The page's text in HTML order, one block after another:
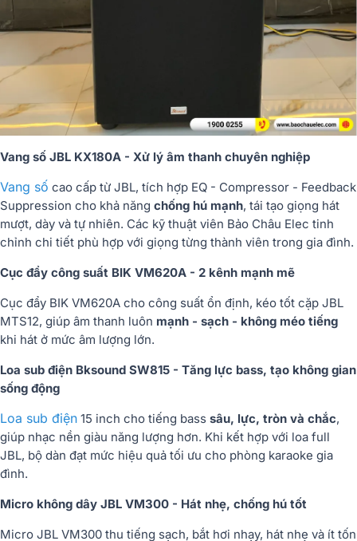
Vang số JBL KX180A - Xử lý âm thanh chuyên nghiệp
Vang số cao cấp từ JBL, tích hợp EQ - Compressor - Feedback
Suppression cho khả năng chống hú mạnh, tái tạo giọng hát
mượt, dày và tự nhiên. Các kỹ thuật viên Bảo Châu Elec tinh
chỉnh chi tiết phù hợp với giọng từng thành viên trong gia đình.
Cục đẩy công suất BIK VM620A - 2 kênh mạnh mẽ
Cục đẩy BIK VM620A cho công suất ổn định, kéo tốt cặp JBL
MTS12, giúp âm thanh luôn mạnh - sạch - không méo tiếng
khi hát ở mức âm lượng lớn.
Loa sub điện Bksound SW815 - Tăng lực bass, tạo không gian
sống động
Loa sub điện 15 inch cho tiếng bass sâu, lực, tròn và chắc,
giúp nhạc nền giàu năng lượng hơn. Khi kết hợp với loa full
JBL, bộ dàn đạt mức hiệu quả tối ưu cho phòng karaoke gia
đình.
Micro không dây JBL VM300 - Hát nhẹ, chống hú tốt
Micro JBL VM300 thu tiếng sạch, bắt hơi nhạy, hát nhẹ và ít tốn